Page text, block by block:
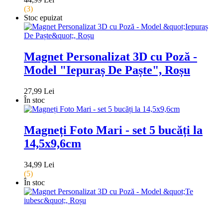
(3)
Stoc epuizat
Magnet Personalizat 3D cu Poză -
Model "Iepuraș De Paște", Roșu
27,99 Lei
În stoc
Magneți Foto Mari - set 5 bucăți la
14,5x9,6cm
34,99 Lei
(5)
În stoc